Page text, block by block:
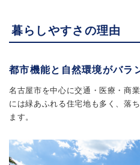
暮らしやすさの理由
都市機能と自然環境がバラ
名古屋市を中心に交通・医療・商
には緑あふれる住宅地も多く、落
ます。